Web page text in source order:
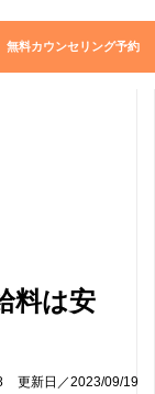
無料カウンセリング予約
料は安
更新日／2023/09/19